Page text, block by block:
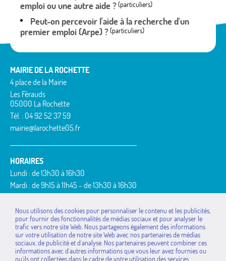
emploi ou une autre aide ?(particuliers)
Peut-on percevoir l'aide à la recherche d'un
premier emploi (Arpe) ?(particuliers)
MAIRIE DE LA ROCHETTE
4 place de la Mairie
Les Férauds
05000 La Rochette
Tél. : 04 92 52 37 59
mairie@larochette05.fr
HORAIRES
Lundi : de 13h30 à 16h30
Mardi : de 9h15 à 11h45 - de 13h30 à 16h30
Jeudi : de 9h15 à 11h45 - de 13h30 à 16h30
Vendredi : de 9h15 à 11h45
MAIRIES DE LA
COMMUNAUTÉ DE
COMMUNES
La Bâtie-Vieille
La Rochette
Montgardin
Rousset
Saint-Étienne-le-Laus
Théus
Nous utilisons des cookies pour personnaliser le contenu et les publicités,
pour fournir des fonctionnalités de médias sociaux et pour analyser le
trafic vers notre site Web. Nous partageons également des informations
sur votre utilisation de notre site Web avec nos partenaires de médias
sociaux, de publicité et d`analyse. Nos partenaires peuvent combiner ces
informations avec d`autres informations que vous leur avez fournies ou
qu`ils ont collectées dans le cadre de votre utilisation des services.